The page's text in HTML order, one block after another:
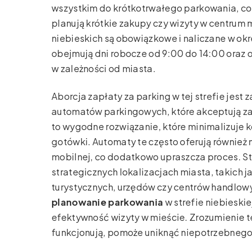
wszystkim do krótkotrwałego parkowania,
planują krótkie zakupy czy wizyty w centrum
niebieskich są obowiązkowe i naliczane w
obejmują dni robocze od 9:00 do 14:00 oraz
w zależności od miasta.
Aborcja zapłaty za parking w tej strefie jest
automatów parkingowych, które akceptują
to wygodne rozwiązanie, które minimalizuje
gotówki. Automaty te często oferują
mobilnej, co dodatkowo upraszcza proces.
strategicznych lokalizacjach miasta, takich
turystycznych, urzędów czy centrów
planowanie parkowania w strefie
efektywność wizyty w mieście. Zrozumienie
funkcjonują, pomoże uniknąć